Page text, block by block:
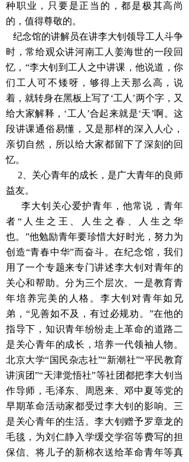
种职业，只要是正当的，都是极其高尚
的，值得尊敬的。
纪念馆的讲解员在讲李大钊领导工人斗争
时，常给观众讲河南工人姜海世的一段回
忆，“李大钊到工人之中讲课，他说道，你
们工人可不矮呀，够得上天那么高，说
着，就转身在黑板上写了‘工人’两个字，又
给大家解释，‘工人’合起来就是‘天’啊。这
段讲课通俗易懂，又是那样的深入人心，
亲切自然，所以给大家都留下了深刻的回
忆。
2、关心青年的成长，是广大青年的良师
益友。
李大钊关心爱护青年，他常说，青年
者“人生之王、人生之春、人生之华
也。”他勉励青年要珍惜大好时光，努力为
创造“青春中华”而奋斗。在纪念馆，我们
用了一个专题来专门讲述李大钊对青年的
关心和帮助。分为三个层次。一是教育青
年培养完美的人格。李大钊对青年如兄
弟，“见善如不及，有过必规劝。”在他的
指导下，知识青年纷纷走上革命的道路二
是关心青年的成长，培养一代领袖人物。
北京大学“国民杂志社”“新潮社”“平民教育
讲演团”“天津觉悟社”等社团都把李大钊当
作导师，毛泽东、周恩来、邓中夏等党的
早期革命活动家都受过李大钊的影响。三
是关心青年的生活。李大钊赠予罗章龙的
毛毯，为刘仁静入学缓交学宿等费写的担
保信、将儿子的新棉衣送给革命青年等真